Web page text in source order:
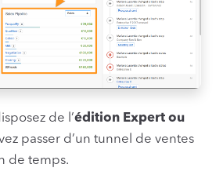
de l’édition Expert ou
passer d’un tunnel de ventes
de temps.